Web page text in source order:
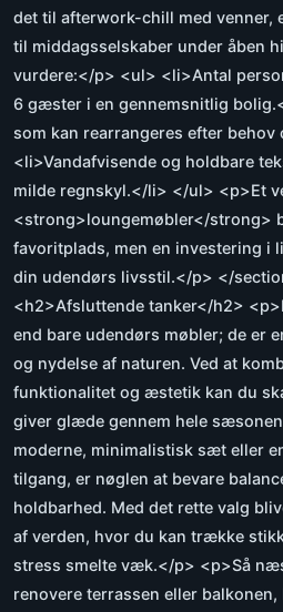
det til afterwork-chill med venner,
til middagsselskaber under åben
vurdere:</p> <ul> <li>Antal
6 gæster i en gennemsnitlig
som kan rearrangeres efter
<li>Vandafvisende og holdbare
milde regnskyl.</li> </ul> <p>Et
<strong>loungemøbler</strong>
favoritplads, men en investering i
din udendørs livsstil.</p> </
<h2>Afsluttende tanker</h2>
end bare udendørs møbler; de er
og nydelse af naturen. Ved at
funktionalitet og æstetik kan du
giver glæde gennem hele
moderne, minimalistisk sæt eller
tilgang, er nøglen at bevare
holdbarhed. Med det rette valg
af verden, hvor du kan trække
stress smelte væk.</p> <p>Så
renovere terrassen eller